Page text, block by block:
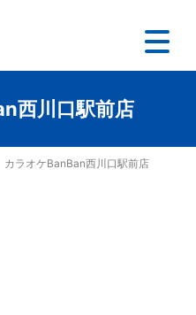
西川口駅前店
カラオケBanBan西川口駅前店